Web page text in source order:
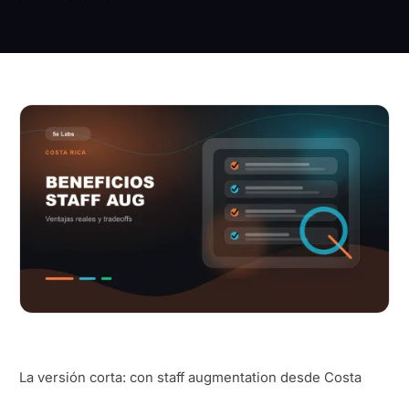
La versión corta: con staff augmentation desde Costa